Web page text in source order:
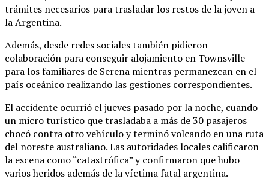
trámites necesarios para trasladar los restos de la joven a
la Argentina.
Además, desde redes sociales también pidieron
colaboración para conseguir alojamiento en Townsville
para los familiares de Serena mientras permanezcan en el
país oceánico realizando las gestiones correspondientes.
El accidente ocurrió el jueves pasado por la noche, cuando
un micro turístico que trasladaba a más de 30 pasajeros
chocó contra otro vehículo y terminó volcando en una ruta
del noreste australiano. Las autoridades locales calificaron
la escena como “catastrófica” y confirmaron que hubo
varios heridos además de la víctima fatal argentina.